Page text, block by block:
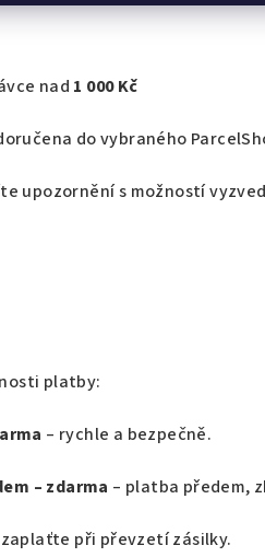
nad 1 000 Kč
do vybraného
upozornění s možností
platby:
– rychle a bezpečně.
– zdarma – platba předem,
zaplaťte při převzetí zásilky.